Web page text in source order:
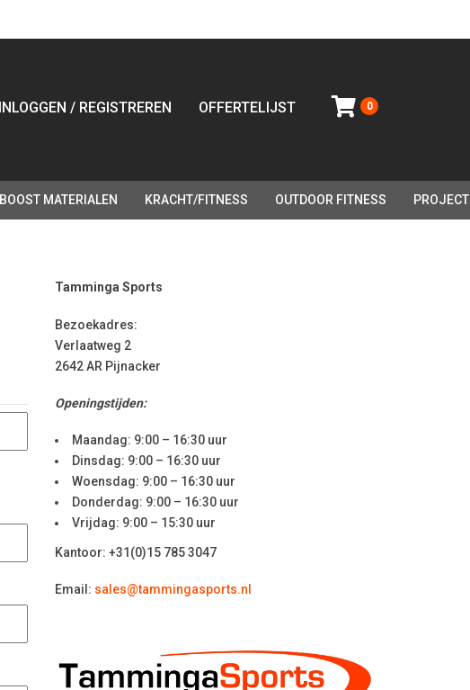
INLOGGEN / REGISTREREN OFFERTELIJST 0
BOOST MATERIALEN KRACHT/FITNESS OUTDOOR FITNESS
Tamminga Sports
Bezoekadres:
Verlaatweg 2
2642 AR Pijnacker
Openingstijden:
Maandag: 9:00 – 16:30 uur
Dinsdag: 9:00 – 16:30 uur
Woensdag: 9:00 – 16:30 uur
Donderdag: 9:00 – 16:30 uur
Vrijdag: 9:00 – 15:30 uur
Kantoor: +31(0)15 785 3047
Email: sales@tammingasports.nl